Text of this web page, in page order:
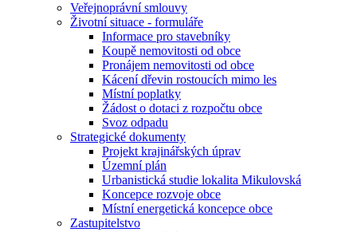
Veřejnoprávní smlouvy
Životní situace - formuláře
Informace pro stavebníky
Koupě nemovitosti od obce
Pronájem nemovitosti od obce
Kácení dřevin rostoucích mimo les
Místní poplatky
Žádost o dotaci z rozpočtu obce
Svoz odpadu
Strategické dokumenty
Projekt krajinářských úprav
Územní plán
Urbanistická studie lokalita Mikulovská
Koncepce rozvoje obce
Místní energetická koncepce obce
Zastupitelstvo